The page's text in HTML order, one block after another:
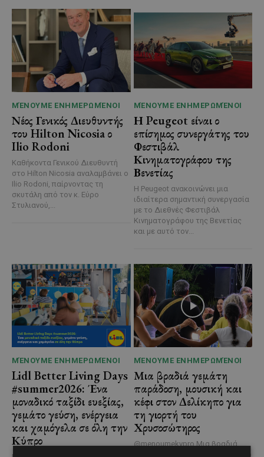
ΜΈΝΟΥΜΕ ΕΝΗΜΕΡΩΜΈΝΟΙ
Νέος Γενικός Διευθυντής
του Hilton Nicosia ο
Ilio Rodoni
Καθήκοντα Γενικού Διευθυντή
στο Hilton Nicosia αναλαμβάνει ο
Ilio Rodoni, παίρνοντας τη
σκυτάλη από τον κ. Εύρο
Στυλιανού,...
ΜΈΝΟΥΜΕ ΕΝΗΜΕΡΩΜΈΝΟΙ
Η Peugeot είναι ο
επίσημος συνεργάτης του
Φεστιβάλ
Κινηματογράφου της
Βενετίας
Η Peugeot ανακοινώνει μια
ιδιαίτερα σημαντική συνεργασία
με το Διεθνές Φεστιβάλ
Κινηματογράφου της Βενετίας
και με αυτό τον...
ΜΈΝΟΥΜΕ ΕΝΗΜΕΡΩΜΈΝΟΙ
Lidl Better Living Days
#summer2026: Ένα
μοναδικό ταξίδι ευεξίας,
γεμάτο γεύση, ενέργεια
και χαμόγελα σε όλη την
Κύπρο
ΜΈΝΟΥΜΕ ΕΝΗΜΕΡΩΜΈΝΟΙ
Μια βραδιά γεμάτη
παράδοση, μουσική και
κέφι στον Δελίκηπο για
τη γιορτή του
Χρυσοσώτηρος
@menoumekypro Μια βραδιά